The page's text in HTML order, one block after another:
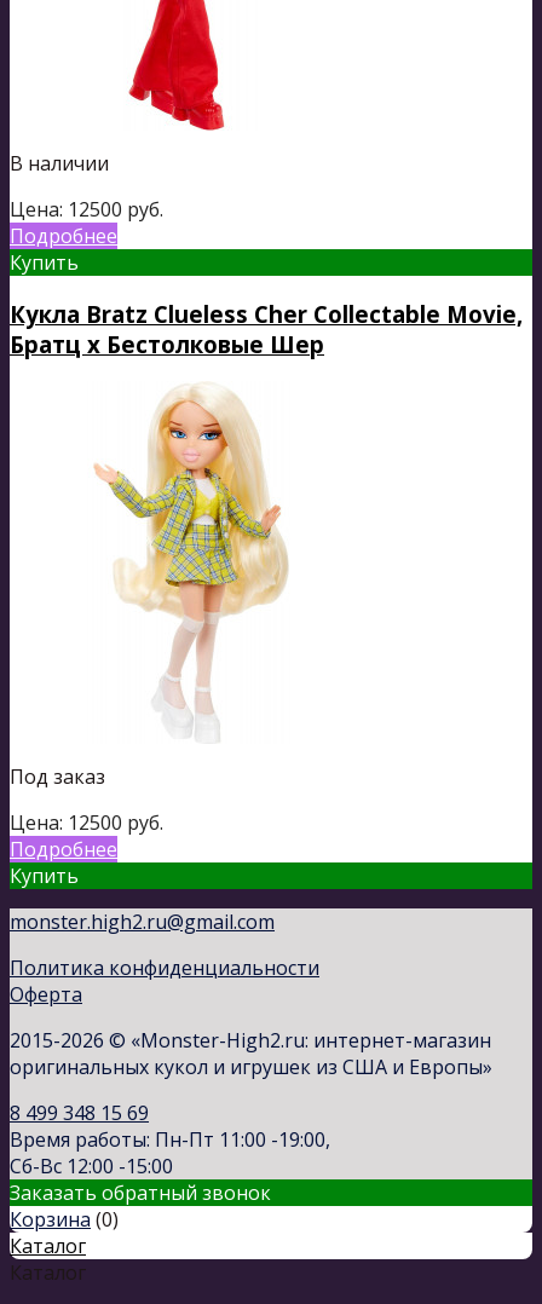
В наличии
Цена: 12500 руб.
Подробнее
Купить
Кукла Bratz Clueless Cher Collectable Movie,
Братц х Бестолковые Шер
Под заказ
Цена: 12500 руб.
Подробнее
Купить
monster.high2.ru@gmail.com
Политика конфиденциальности
Оферта
2015-2026 © «Monster-High2.ru: интернет-магазин
оригинальных кукол и игрушек из США и Европы»
8 499 348 15 69
Время работы: Пн-Пт 11:00 -19:00,
Сб-Вс 12:00 -15:00
Заказать обратный звонок
Корзина (0)
Каталог
Каталог